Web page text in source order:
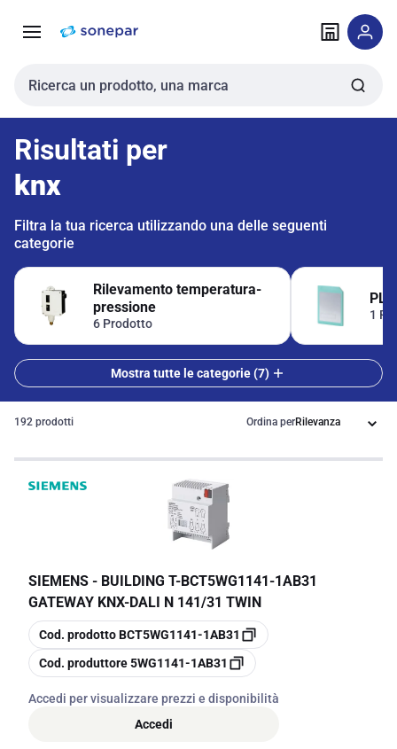
navigazione alla
Cerca input
Risultati per
knx
Filtra la tua ricerca utilizzando una delle seguenti
categorie
Rilevamento temperatura-
pressione
6 Prodotto
PLC
1
Mostra tutte le categorie (7)
192 prodotti Ordina per
SIEMENS - BUILDING T-BCT5WG1141-1AB31
GATEWAY KNX-DALI N 141/31 TWIN
copia
Cod. prodottoBCT5WG1141-1AB31
copia
Cod. produttore5WG1141-1AB31
Accedi per visualizzare prezzi e disponibilità
Accedi